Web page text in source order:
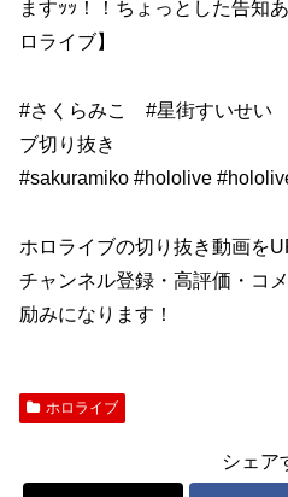
ますｯｯ！！ちょっとした告知
ロライブ】
#さくらみこ #星街すいせい
ブ切り抜き
#sakuramiko #hololive
ホロライブの切り抜き動画を
チャンネル登録・高評価・コ
励みになります！
ホロライブ
シェア